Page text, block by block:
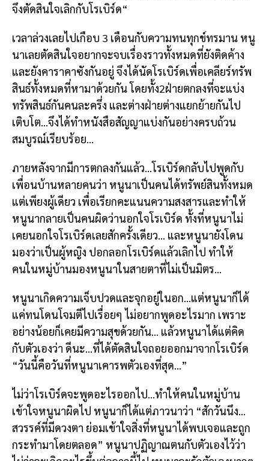
จึงตัดสินใจเลิกกับโรเบิร์ด“
เวลาล่วงเลยไปเกือบ 3 เดือนกับความทนทุกข์ทรมาน หนู
นาเลยตัดสินใจอยากจะจบเรื่องราวทั้งหมดที่ยังติดค้าง
และยังคาราคาซังกันอยู่ จึงได้นัดโรเบิร์ดเพื่อเคลียร์ทรัพ
สินธ์ทั้งหมดที่หามาด้วยกัน โดยทั้ง2ฝ่ายตกลงที่จะแบ่ง
ทรัพสินธ์กันคนละครึ่ง และต่างฝ่ายต่างแยกย้ายกันไป
เติบโต…จึงได้ทำหนังสือสัญญาแบ่งกันอย่างครบถ้วน
สมบูรณ์เรียบร้อย…
ภายหลังจากมีการตกลงกันแล้ว…โรเบิร์ดกลับไปพูดกับ
เพื่อนบ้านหลายคนว่า หนูนาเป็นคนได้ทรัพย์สินทั้งหมด
แต่เพียงผู้เดียว เพื่อเรียกคะแนนความสงสารและทำให้
หนูนากลายเป็นคนผิดว่านอกใจโรเบิร์ด ทั้งที่หนูนาไม่
เคยนอกใจโรเบิร์ดเลยสักครั้งเดียว… และหนูนายังโดน
มองว่าเป็นผู้หญิง ปอกลอกโรเบิร์ดแล้วเลิกไป ทำให้
คนในหมู่บ้านมองหนูนาในสายตาที่ไม่เป็นมิตร…
หนูนาเกิดความเจ็บปวดและจุกอยู่ในอก…แต่หนูนาก็ได้
แค่ทนโดนโจมตีไปเรื่อยๆ ไม่อยากพูดอะไรมาก เพราะ
อย่างน้อยก็เคยมีความสุขด้วยกัน… แล้วหนูนาได้แต่คิด
กับตัวเองว่า ดีนะ…ที่ได้ตัดสินใจถอยออกมาจากโรเบิร์ด
“วันนี้คือวันที่หนูนาเคารพตัวเองที่สุด…”
ไม่ว่าโรเบิร์ดจะพูดอะไรออกไป…ทำให้คนในหมู่บ้าน
เข้าใจหนูนาผิดไป หนูนาก็ได้แต่ภาวนาว่า “สักวันนึง…
สวรรค์ที่มีดวงตา ย่อมเข้าใจสิ่งที่หนูนาได้พบเจอและถูก
กระทำมาโดยตลอด” หนูนาปฏิญาณตนกับตัวเองไว้ว่า